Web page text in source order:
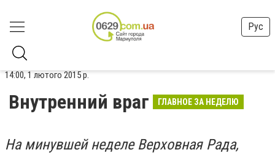
Рус
14:00, 1 лютого 2015 р.
Внутренний враг ГЛАВНОЕ ЗА НЕДЕЛЮ
На минувшей неделе Верховная Рада,